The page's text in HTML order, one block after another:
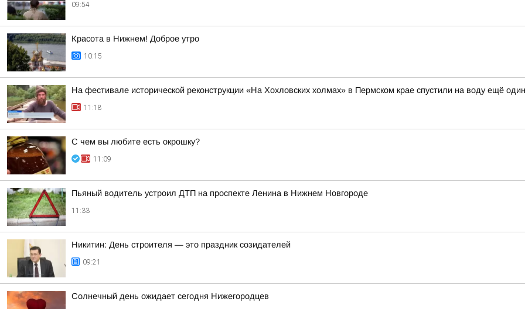
09:54
Красота в Нижнем! Доброе утро
10:15
На фестивале исторической реконструкции «На Хохловских холмах» в Пермском крае спустили на воду ещё
11:18
С чем вы любите есть окрошку?
11:09
Пьяный водитель устроил ДТП на проспекте Ленина в Нижнем Новгороде
11:33
Никитин: День строителя — это праздник созидателей
09:21
Солнечный день ожидает сегодня Нижегородцев